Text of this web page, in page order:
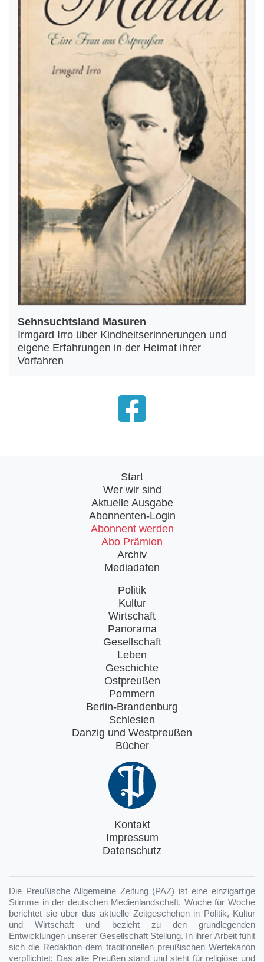
Sehnsuchtsland Masuren
Irmgard Irro über Kindheitserinnerungen und
eigene Erfahrungen in der Heimat ihrer
Vorfahren
Start
Wer wir sind
Aktuelle Ausgabe
Abonnenten-Login
Abonnent werden
Abo Prämien
Archiv
Mediadaten
Politik
Kultur
Wirtschaft
Panorama
Gesellschaft
Leben
Geschichte
Ostpreußen
Pommern
Berlin-Brandenburg
Schlesien
Danzig und Westpreußen
Bücher
Kontakt
Impressum
Datenschutz
Die Preußische Allgemeine Zeitung (PAZ) ist eine einzigartige
Stimme in der deutschen Medienlandschaft. Woche für Woche
berichtet sie über das aktuelle Zeitgeschehen in Politik, Kultur
und Wirtschaft und bezieht zu den grundlegenden
Entwicklungen unserer Gesellschaft Stellung. In ihrer Arbeit fühlt
sich die Redaktion dem traditionellen preußischen Wertekanon
verpflichtet: Das alte Preußen stand und steht für religiöse und